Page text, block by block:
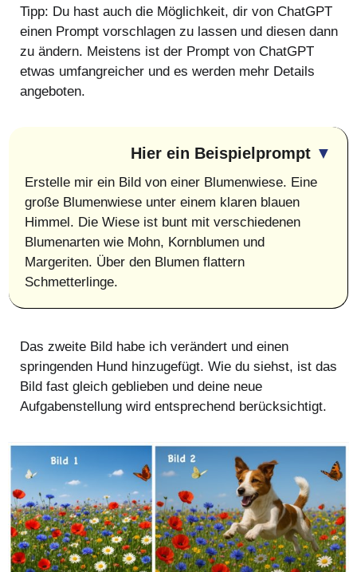
Tipp: Du hast auch die Möglichkeit, dir von ChatGPT
einen Prompt vorschlagen zu lassen und diesen dann
zu ändern. Meistens ist der Prompt von ChatGPT
etwas umfangreicher und es werden mehr Details
angeboten.
Hier ein Beispielprompt▼
Erstelle mir ein Bild von einer Blumenwiese. Eine
große Blumenwiese unter einem klaren blauen
Himmel. Die Wiese ist bunt mit verschiedenen
Blumenarten wie Mohn, Kornblumen und
Margeriten. Über den Blumen flattern
Schmetterlinge.
Das zweite Bild habe ich verändert und einen
springenden Hund hinzugefügt. Wie du siehst, ist das
Bild fast gleich geblieben und deine neue
Aufgabenstellung wird entsprechend berücksichtigt.